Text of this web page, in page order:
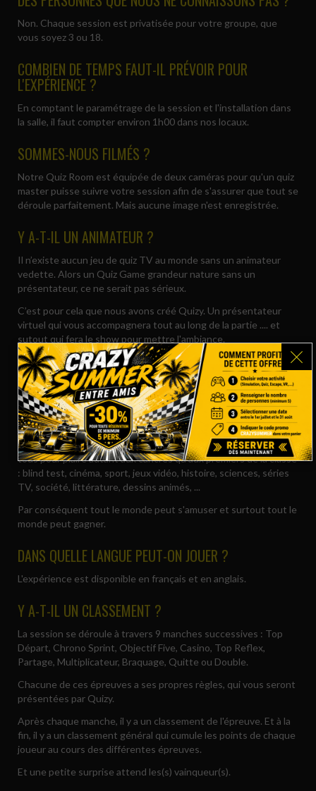
Non. Chaque session est privatisée pour votre groupe, que
vous soyez 3 ou 18.
COMBIEN DE TEMPS FAUT-IL PRÉVOIR POUR
L'EXPÉRIENCE ?
En comptant le paramétrage de la session et l'installation dans
la salle, il faut compter environ 1h00 dans nos locaux.
SOMMES-NOUS FILMÉS ?
Notre Quiz Room est équipée de deux caméras pour qu'un quiz
master puisse suivre votre session afin de s'assurer que tout se
déroule parfaitement. Mais aucune image n'est enregistrée.
Y A-T-IL UN ANIMATEUR ?
Il n’existe aucun jeu de quiz TV au monde sans un animateur
vedette. Alors un Quiz Game grandeur nature sans un
présentateur, ce ne serait pas sérieux.
C’est pour cela que nous avons créé Quizy. Un présentateur
virtuel qui vous accompagnera tout au long de la partie .... et
sutout qui fera le show pour mettre l'ambiance.
FAUT-IL ÊTRE CULTIVÉ POUR S'AMUSER ?
Nos questions sont essentiellement inspirées de la culture
populaire et non de la culture générale traditionnelle telle qu'on
l'apprend à l'école.
Les thèmes de nos questionnaires sont variés et accessibles à
tous pour plaire autant aux cancres qu’aux premiers de la classe
: blind test, cinéma, sport, jeux vidéo, histoire, sciences, séries
TV, société, littérature, dessins animés, ...
Par conséquent tout le monde peut s'amuser et surtout tout le
monde peut gagner.
DANS QUELLE LANGUE PEUT-ON JOUER ?
L'expérience est disponible en français et en anglais.
Y A-T-IL UN CLASSEMENT ?
La session se déroule à travers 9 manches successives : Top
Départ, Chrono Sprint, Objectif Five, Casino, Top Reflex,
Partage, Multiplicateur, Braquage, Quitte ou Double.
Chacune de ces épreuves a ses propres règles, qui vous seront
présentées par Quizy.
Après chaque manche, il y a un classement de l'épreuve. Et à la
fin, il y a un classement général qui cumule les points de chaque
joueur au cours des différentes épreuves.
Et une petite surprise attend les(s) vainqueur(s).